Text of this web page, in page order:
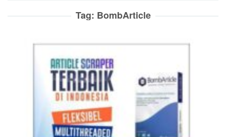
Tag: BombArticle